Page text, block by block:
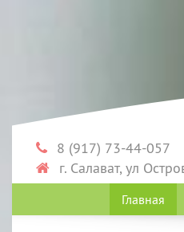
8 (917) 73-44-057
г. Салават, ул
Главная